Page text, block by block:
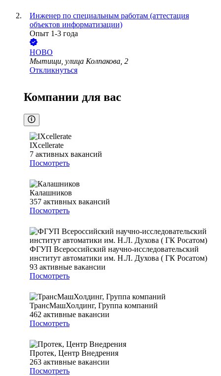
Инженер по специальным работам (аттестация
объектов информатизации)
Опыт 1-3 года
НОВО
Мытищи, улица Колпакова, 2
Откликнуться
Компании для вас
IXcellerate
7 активных вакансий
Посмотреть
Калашников
357 активных вакансий
Посмотреть
ФГУП Всероссийский научно-исследовательский
институт автоматики им. Н.Л. Духова ( ГК Росатом)
93 активные вакансии
Посмотреть
ТрансМашХолдинг, Группа компаний
462 активные вакансии
Посмотреть
Протек, Центр Внедрения
263 активные вакансии
Посмотреть